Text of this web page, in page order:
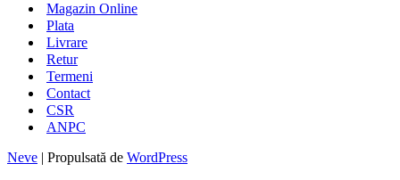
Magazin Online
Plata
Livrare
Retur
Termeni
Contact
CSR
ANPC
Neve | Propulsată de WordPress